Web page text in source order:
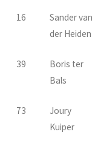
16
Sander van
der Heiden
39
Boris ter
Bals
73
Joury
Kuiper